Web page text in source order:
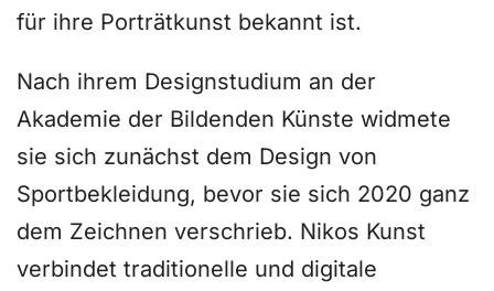
für ihre Porträtkunst bekannt ist.
Nach ihrem Designstudium an der
Akademie der Bildenden Künste widmete
sie sich zunächst dem Design von
Sportbekleidung, bevor sie sich 2020 ganz
dem Zeichnen verschrieb. Nikos Kunst
verbindet traditionelle und digitale